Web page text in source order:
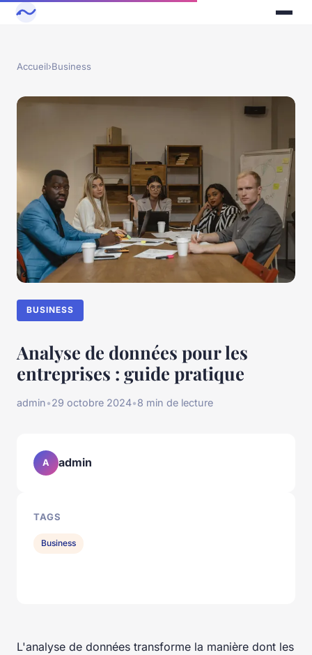
Accueil›Business
BUSINESS
Analyse de données pour les
entreprises : guide pratique
admin•29 octobre 2024•8 min de lecture
L'analyse de données transforme la manière dont les
A admin
TAGS
Business